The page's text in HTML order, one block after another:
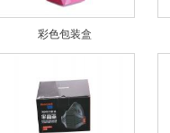
彩色包装盒